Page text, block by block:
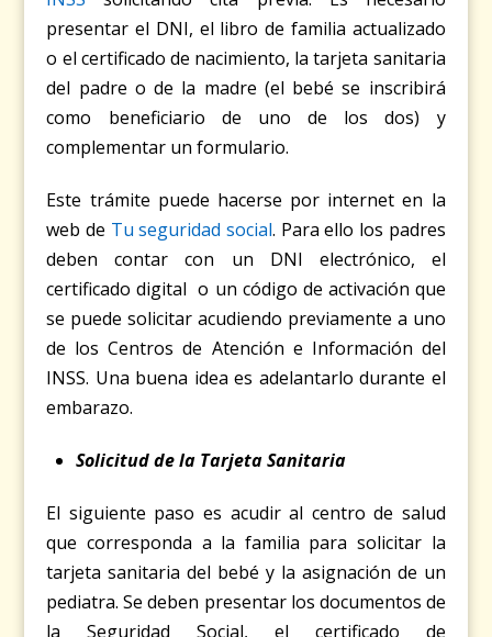
presentar el DNI, el libro de familia actualizado
o el certificado de nacimiento, la tarjeta sanitaria
del padre o de la madre (el bebé se inscribirá
como beneficiario de uno de los dos) y
complementar un formulario.
Este trámite puede hacerse por internet en la
web de Tu seguridad social. Para ello los padres
deben contar con un DNI electrónico, el
certificado digital o un código de activación que
se puede solicitar acudiendo previamente a uno
de los Centros de Atención e Información del
INSS. Una buena idea es adelantarlo durante el
embarazo.
Solicitud de la Tarjeta Sanitaria
El siguiente paso es acudir al centro de salud
que corresponda a la familia para solicitar la
tarjeta sanitaria del bebé y la asignación de un
pediatra. Se deben presentar los documentos de
la Seguridad Social, el certificado de